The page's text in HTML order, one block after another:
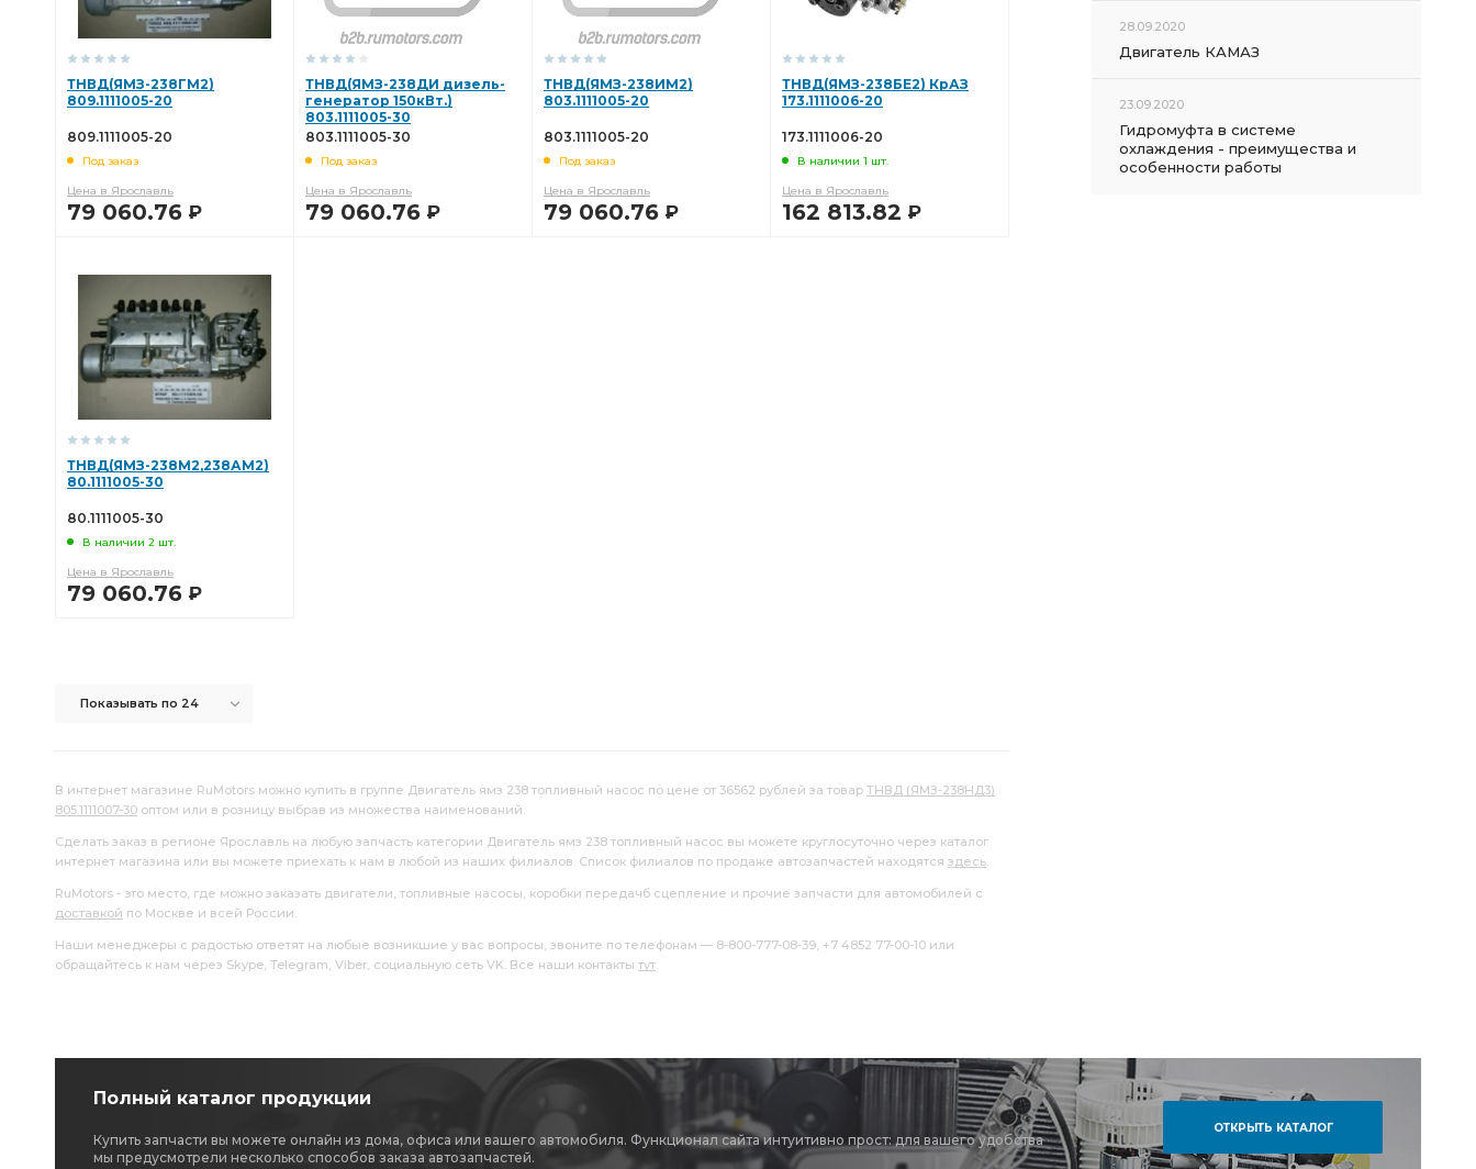
ТНВД(ЯМЗ-238ГМ2)
809.1111005-20
809.1111005-20
Под заказ
Цена в Ярославль
79 060.76 Р
ТНВД(ЯМЗ-238ДИ дизель-
генератор 150кВт.)
803.1111005-30
803.1111005-30
Под заказ
Цена в Ярославль
79 060.76 Р
ТНВД(ЯМЗ-238ИМ2)
803.1111005-20
803.1111005-20
Под заказ
Цена в Ярославль
79 060.76 Р
ТНВД(ЯМЗ-238БЕ2) КрАЗ
173.1111006-20
173.1111006-20
В наличии 1 шт.
Цена в Ярославль
162 813.82 Р
ТНВД(ЯМЗ-238М2,238АМ2)
80.1111005-30
80.1111005-30
В наличии 2 шт.
Цена в Ярославль
79 060.76 Р
Показывать по 24
В интернет магазине RuMotors можно купить в группе Двигатель ямз 238 топливный насос по цене от 36562 рублей за товар ТНВД (ЯМЗ-238НД3)
805.1111007-30 оптом или в розницу выбрав из множества наименований.
Сделать заказ в регионе Ярославль на любую запчасть категории Двигатель ямз 238 топливный насос вы можете круглосуточно через каталог
интернет магазина или вы можете приехать к нам в любой из наших филиалов. Список филиалов по продаже автозапчастей находятся здесь.
RuMotors - это место, где можно заказать двигатели, топливные насосы, коробки передачб сцепление и прочие запчасти для автомобилей с
доставкой по Москве и всей России.
Наши менеджеры с радостью ответят на любые возникшие у вас вопросы, звоните по телефонам — 8-800-777-08-39, +7 4852 77-00-10 или
обращайтесь к нам через Skype, Telegram, Viber, социальную сеть VK. Все наши контакты тут.
28.09.2020
Двигатель КАМАЗ
23.09.2020
Гидромуфта в системе
охлаждения - преимущества и
особенности работы
Полный каталог продукции
Купить запчасти вы можете онлайн из дома, офиса или вашего автомобиля. Функционал сайта интуитивно прост: для вашего удобства
мы предусмотрели несколько способов заказа автозапчастей.
ОТКРЫТЬ КАТАЛОГ